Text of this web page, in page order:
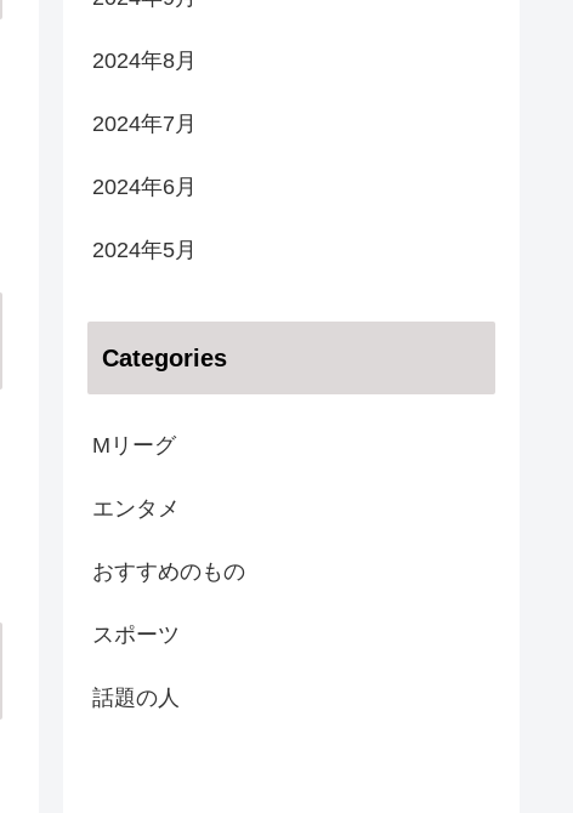
2024年8月
2024年7月
2024年6月
2024年5月
Categories
Mリーグ
エンタメ
おすすめのもの
スポーツ
話題の人